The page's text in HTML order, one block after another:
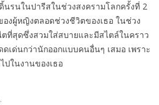
นรนในปารีสในช่วงสงครามโลกครั้งที่ 2
งผู้หญิงตลอดช่วงชีวิตของเธอ ในช่วง
ที่สุดซึ่งสวมใส่สบายและมีสไตล์ในคราว
เด่นกว่านักออกแบบคนอื่นๆ เสมอ เพราะ
ปในงานของเธอ
.